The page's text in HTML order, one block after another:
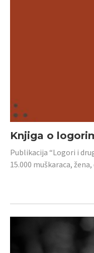
Knjiga o
Publikacija “Logori i
15.000 muškaraca,